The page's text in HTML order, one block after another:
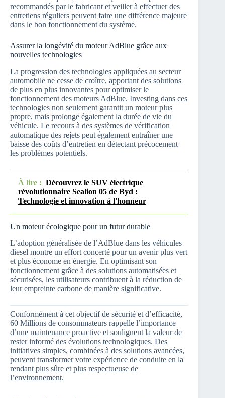
recommandés par le fabricant et veiller à effectuer des
entretiens réguliers peuvent faire une différence majeure
dans le bon fonctionnement du système.
Assurer la longévité du moteur AdBlue grâce aux
nouvelles technologies
La progression des technologies appliquées au secteur
automobile ne cesse de croître, apportant des solutions
de plus en plus innovantes pour optimiser le
fonctionnement des moteurs AdBlue. Investing dans ces
technologies non seulement garantit un moteur plus
propre, mais prolonge également la durée de vie du
véhicule. Le recours à des systèmes de vérification
automatique des rejets peut également entraîner une
baisse des coûts d’entretien en détectant précocement
les problèmes potentiels.
À lire : Découvrez le SUV électrique
révolutionnaire Sealion 05 de Byd :
Technologie et innovation à l'honneur
Un moteur écologique pour un futur durable
L’adoption généralisée de l’AdBlue dans les véhicules
diesel montre un effort concerté pour un avenir plus vert
et plus économe en énergie. En optimisant son
fonctionnement grâce à des solutions automatisées et
sécurisées, les utilisateurs contribuent à la réduction de
leur empreinte carbone de manière significative.
Conformément à cet objectif de sécurité et d’efficacité,
60 Millions de consommateurs rappelle l’importance
d’une maintenance proactive et soulignent la valeur de
rester informé des évolutions technologiques. Des
initiatives simples, combinées à des solutions avancées,
peuvent transformer votre expérience de conduite en la
rendant plus sûre et plus respectueuse de
l’environnement.